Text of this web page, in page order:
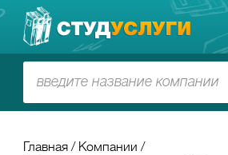
Главная Компании